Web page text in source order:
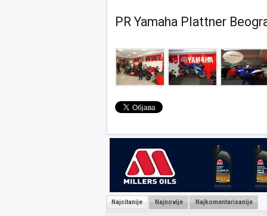
PR Yamaha Plattner
Najcitanije Najnovije Najkomentarisanije